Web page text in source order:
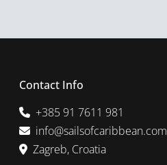
Contact Info
+385 91 7611 981
info@sailsofcaribbean.com
Zagreb, Croatia